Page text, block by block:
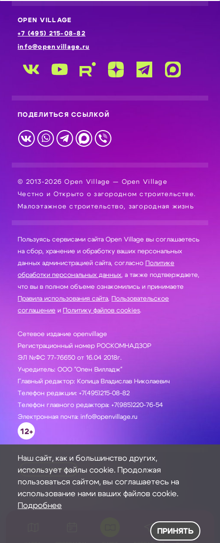
OPEN VILLAGE
+7 (495) 215-08-82
info@openvillage.ru
ПОДЕЛИТЬСЯ ССЫЛКОЙ
© 2013-2026 Open Village — Open Village
Честно и Открыто о загородном строительстве.
Малоэтажное строительство, загородная жизнь
Пользуясь сервисами сайта Open Village вы соглашаетесь
на сбор, хранение и обработку ваших персональных
данных администрацией сайта, согласно Политике
обработки персональных данных, а также подтверждаете,
что вы в полном объеме ознакомились и принимаете
Правила использования сайта, Пользовательское
соглашение и Политику файлов cookies.
Сетевое издание openvillage
Регистрационный номер РОСКОМНАДЗОР
ЭЛ №ФС 77-76650 от 16.04 2018г.
Учредитель: ООО "Опен Вилладж"
Главный редактор: Копица Владислав Николаевич
Телефон редакции: +7(495)215-08-82
Телефон главного редактора: +7(985)220-76-54
Электронная почта: info@openvillage.ru
12+
ЗАДАТЬ ВОПРОС
Наш сайт, как и большинство других,
использует файлы cookie. Продолжая
пользоваться сайтом, вы соглашаетесь на
использование нами ваших файлов cookie.
Подробнее
ПРИНЯТЬ